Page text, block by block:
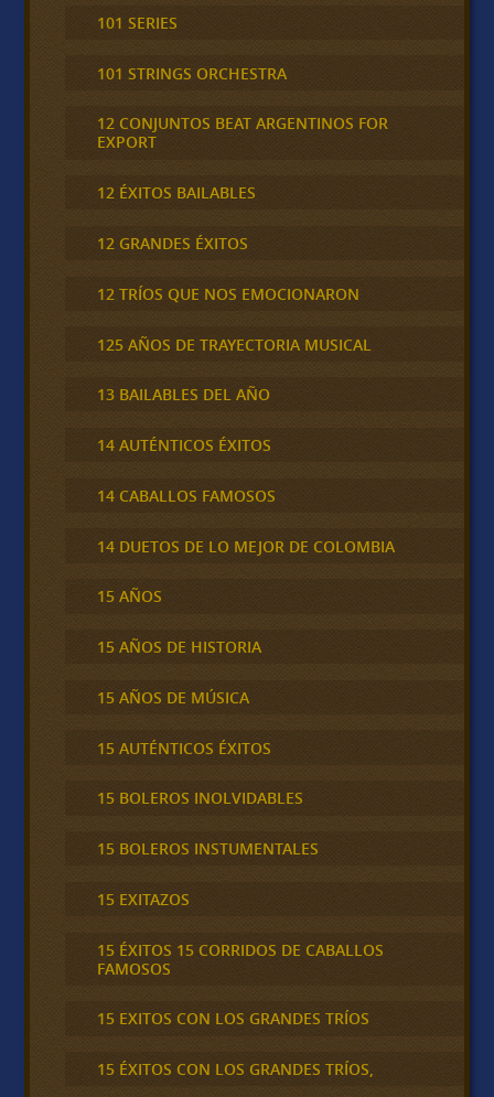
101 SERIES
101 STRINGS ORCHESTRA
12 CONJUNTOS BEAT ARGENTINOS FOR
EXPORT
12 ÉXITOS BAILABLES
12 GRANDES ÉXITOS
12 TRÍOS QUE NOS EMOCIONARON
125 AÑOS DE TRAYECTORIA MUSICAL
13 BAILABLES DEL AÑO
14 AUTÉNTICOS ÉXITOS
14 CABALLOS FAMOSOS
14 DUETOS DE LO MEJOR DE COLOMBIA
15 AÑOS
15 AÑOS DE HISTORIA
15 AÑOS DE MÚSICA
15 AUTÉNTICOS ÉXITOS
15 BOLEROS INOLVIDABLES
15 BOLEROS INSTUMENTALES
15 EXITAZOS
15 ÉXITOS 15 CORRIDOS DE CABALLOS
FAMOSOS
15 EXITOS CON LOS GRANDES TRÍOS
15 ÉXITOS CON LOS GRANDES TRÍOS,